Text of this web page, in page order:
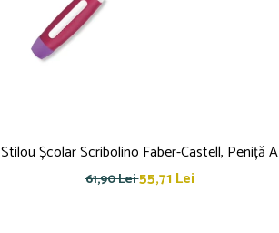
Stilou Școlar Scribolino Faber-Castell, Peniță A
61,90 Lei55,71 Lei